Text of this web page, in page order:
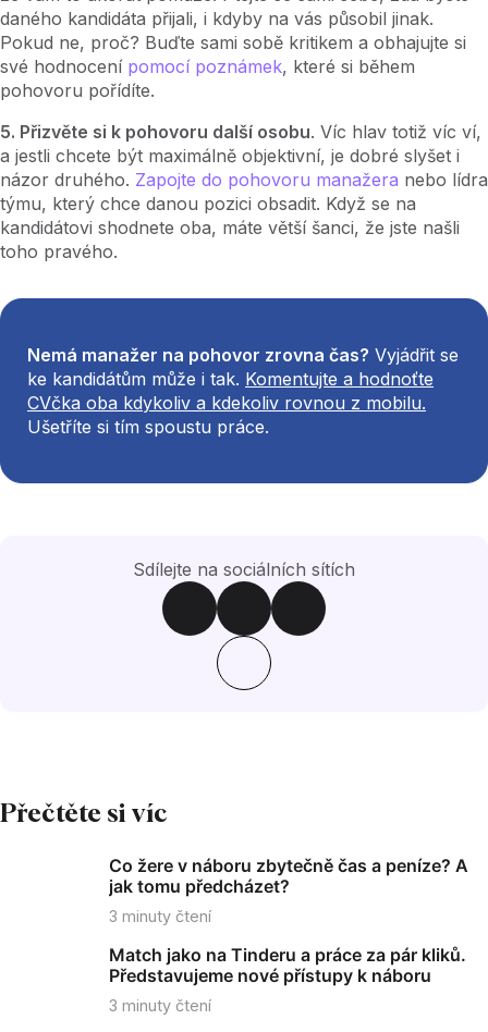
daného kandidáta přijali, i kdyby na vás působil jinak.
Pokud ne, proč? Buďte sami sobě kritikem a obhajujte si
své hodnocení pomocí poznámek, které si během
pohovoru pořídíte.
5. Přizvěte si k pohovoru další osobu. Víc hlav totiž víc ví,
a jestli chcete být maximálně objektivní, je dobré slyšet i
názor druhého. Zapojte do pohovoru manažera nebo lídra
týmu, který chce danou pozici obsadit. Když se na
kandidátovi shodnete oba, máte větší šanci, že jste našli
toho pravého.
Nemá manažer na pohovor zrovna čas? Vyjádřit se
ke kandidátům může i tak. Komentujte a hodnoťte
CVčka oba kdykoliv a kdekoliv rovnou z mobilu.
Ušetříte si tím spoustu práce.
Sdílejte na sociálních sítích
Přečtěte si víc
Co žere v náboru zbytečně čas a peníze? A
jak tomu předcházet?
3 minuty čtení
Match jako na Tinderu a práce za pár kliků.
Představujeme nové přístupy k náboru
3 minuty čtení